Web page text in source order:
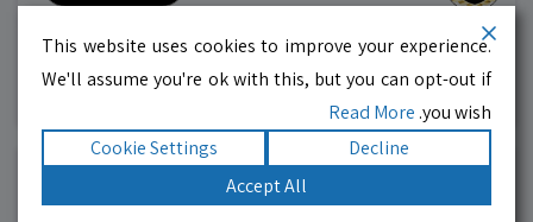
מוניות רחובות בילו
אפשר להזמין מונית בכל רגע 24/6
This website uses cookies to improve your experience.
We'll assume you're ok with this, but you can opt-out if
you wish.
Read More
Decline
Cookie Settings
Accept All